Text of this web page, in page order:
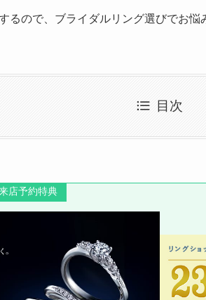
るので、ブライダルリング選びでお
目次
店予約特典